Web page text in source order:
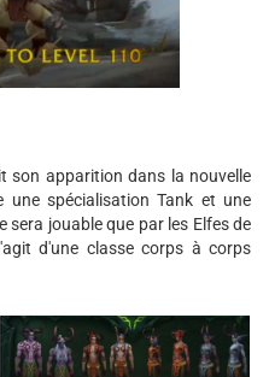
son apparition dans la nouvelle
une spécialisation Tank et une
sera jouable que par les Elfes de
d'une classe corps à corps